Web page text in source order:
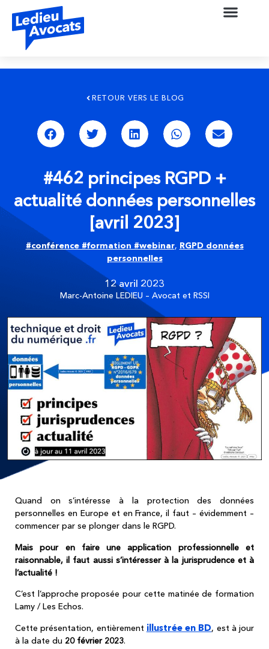
RETOUR VERS LE BLOG
#462 principes RGPD +
actualité données personnelles
[avril 2023]
12 avril 2023
Marc-Antoine LEDIEU – Avocat et RSSI
#conférence #formation #webinar, RGPD données
personnelles
Quand on s’intéresse à la protection des données
personnelles en Europe et en France, il faut – évidemment –
commencer par se plonger dans le RGPD.
Mais pour en faire une application professionnelle et
raisonnable, il faut aussi s’intéresser à la jurisprudence et à
l’actualité !
C’est l’approche proposée pour cette matinée de formation
Lamy / Les Echos.
Cette présentation, entièrement illustrée en BD, est à jour
à la date du 20 février 2023.